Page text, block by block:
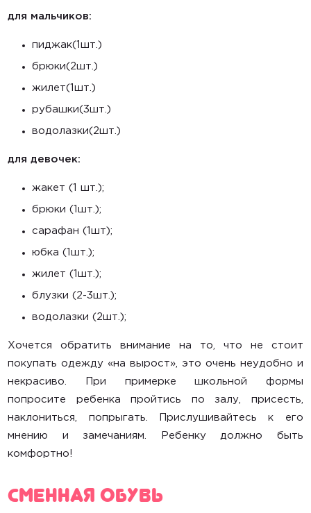
Главная
Каталог
О компании
Контакты
Доставка и оплата
Акции
Гигиена
Статьи
Условия проката
Контакты
для мальчиков:
пиджак(1шт.)
брюки(2шт.)
жилет(1шт.)
рубашки(3шт.)
водолазки(2шт.)
для девочек:
жакет (1 шт.);
брюки (1шт.);
сарафан (1шт);
юбка (1шт.);
жилет (1шт.);
блузки (2-3шт.);
водолазки (2шт.);
Хочется обратить внимание на то, что не стоит
покупать одежду «на вырост», это очень неудобно и
некрасиво. При примерке школьной формы
попросите ребенка пройтись по залу, присесть,
наклониться, попрыгать. Прислушивайтесь к его
мнению и замечаниям. Ребенку должно быть
комфортно!
Сменная обувь